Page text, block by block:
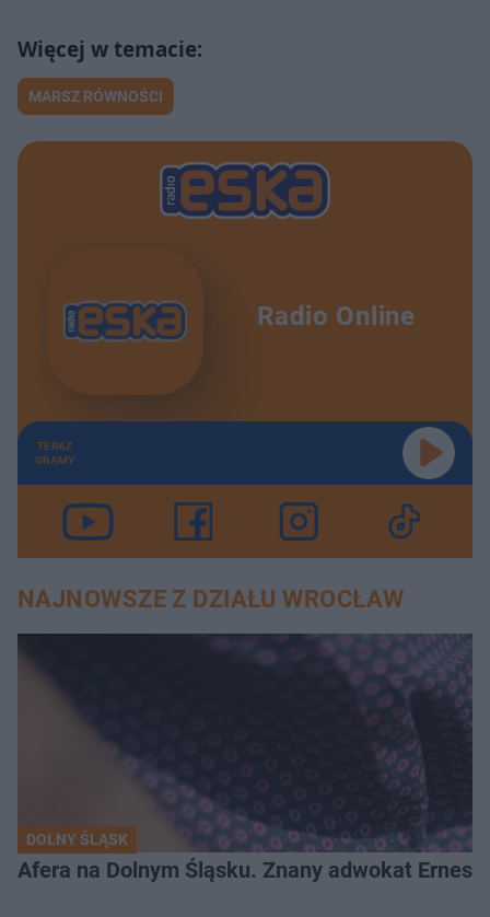
MARSZ RÓWNOŚCI
Radio Online
TERAZ
GRAMY
NAJNOWSZE Z DZIAŁU WROCŁAW
DOLNY ŚLĄSK
Afera na Dolnym Śląsku. Znany adwokat Ernest